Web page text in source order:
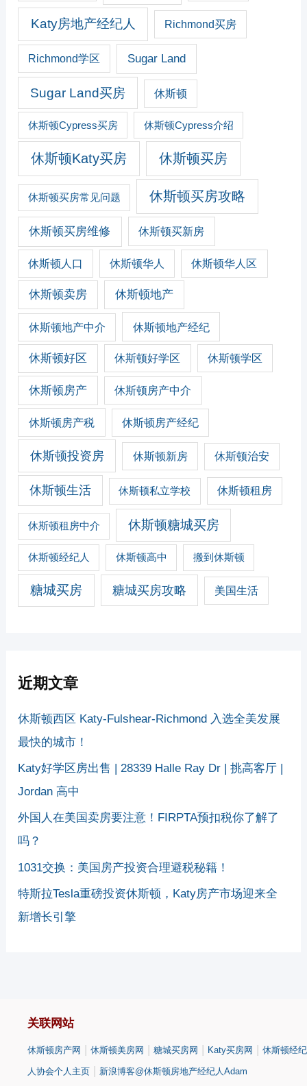
Katy房地产经纪人 Richmond买房
Richmond学区 Sugar Land
Sugar Land买房 休斯顿
休斯顿Cypress买房 休斯顿Cypress介绍
休斯顿Katy买房 休斯顿买房
休斯顿买房常见问题 休斯顿买房攻略
休斯顿买房维修 休斯顿买新房
休斯顿人口 休斯顿华人 休斯顿华人区
休斯顿卖房 休斯顿地产
休斯顿地产中介 休斯顿地产经纪
休斯顿好区 休斯顿好学区 休斯顿学区
休斯顿房产 休斯顿房产中介
休斯顿房产税 休斯顿房产经纪
休斯顿投资房 休斯顿新房 休斯顿治安
休斯顿生活 休斯顿私立学校 休斯顿租房
休斯顿租房中介 休斯顿糖城买房
休斯顿经纪人 休斯顿高中 搬到休斯顿
糖城买房 糖城买房攻略 美国生活
近期文章
休斯顿西区 Katy-Fulshear-Richmond 入选全美发展
最快的城市！
Katy好学区房出售 | 28339 Halle Ray Dr | 挑高客厅 |
Jordan 高中
外国人在美国卖房要注意！FIRPTA预扣税你了解了
吗？
1031交换：美国房产投资合理避税秘籍！
特斯拉Tesla重磅投资休斯顿，Katy房产市场迎来全
新增长引擎
关联网站
休斯顿房产网 休斯顿美房网 糖城买房网 Katy买房网 休斯顿经纪
人协会个人主页 新浪博客@休斯顿房地产经纪人Adam